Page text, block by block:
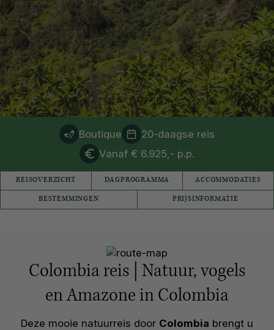
Boutique
20-daagse reis
Vanaf € 6.925,- p.p.
REISOVERZICHT DAGPROGRAMMA ACCOMMODATIES
BESTEMMINGEN PRIJSINFORMATIE
Colombia reis | Natuur, vogels
en Amazone in Colombia
Deze mooie natuurreis door Colombia brengt u